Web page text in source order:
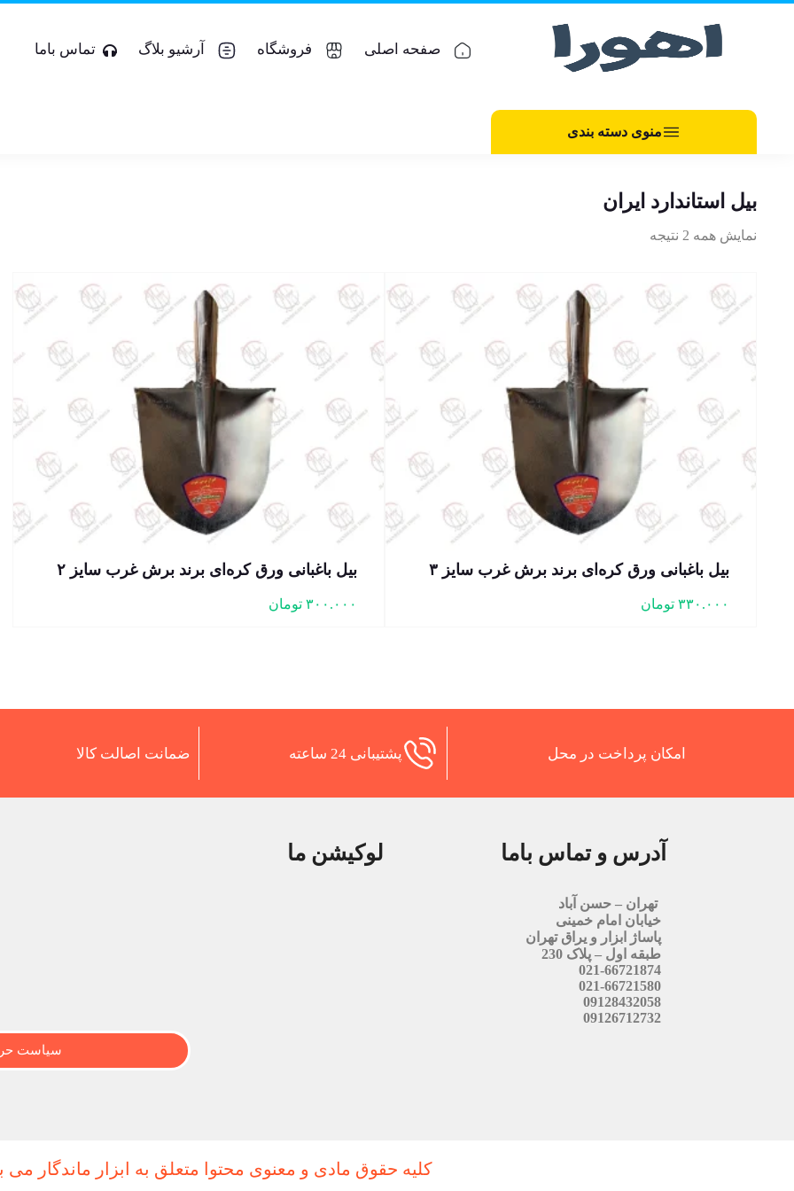
صفحه اصلی فروشگاه آرشیو بلاگ تماس باما
منوی دسته بندی
بیل استاندارد ایران
نمایش همه 2 نتیجه
بیل باغبانی ورق کره‌ای برند برش غرب سایز ۳
۳۳۰.۰۰۰ تومان
بیل باغبانی ورق کره‌ای برند برش غرب سایز ۲
۳۰۰.۰۰۰ تومان
امکان پرداخت در محل پشتیبانی 24 ساعته ضمانت اصالت کالا
آدرس و تماس باما
تهران – حسن آباد
خیابان امام خمینی
پاساژ ابزار و یراق تهران
طبقه اول – پلاک 230
021-66721874
021-66721580
09128432058
09126712732
لوکیشن ما
سیاست
کلیه حقوق مادی و معنوی محتوا متعلق به ابزار ماندگار می